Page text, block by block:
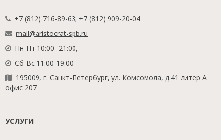
+7 (812) 716-89-63; +7 (812) 909-20-04
mail@aristocrat-spb.ru
Пн-Пт 10:00 -21:00,
Сб-Вс 11:00-19:00
195009, г. Санкт-Петербург, ул. Комсомола, д.41 литер А
офис 207
УСЛУГИ